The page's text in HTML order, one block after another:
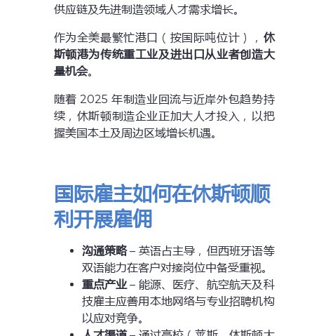
供应链及先进制造领域人才需求增长。
作为全美最繁忙港口（按国际吨位计）， 休
斯顿港为传统重工业及进出口从业者创造大
量机会。
随着 2025 年制造业回流与近岸外包趋势持
续，休斯顿制造企业正加大人才投入，以把
握美国本土及周边区域增长机遇。
国际雇主如何在休斯顿顺
利开展雇佣
沟通策略– 英语占主导，但西班牙语等
双语能力在客户对接岗位中备受重视。
重点产业– 能源、医疗、航空航天及科
技雇主应善用本地网络与专业招聘机构
以应对竞争。